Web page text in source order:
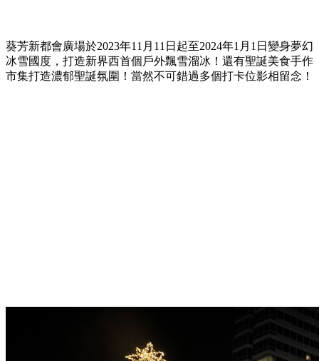
葵芳新都會廣場於2023年11月11日起至2024年1月1日變身夢幻
冰雪國度，打造新界西首個戶外飄雪溜冰！還有聖誕美食手作
市集打造濃郁聖誕氛圍！當然不可錯過多個打卡位影相留念！